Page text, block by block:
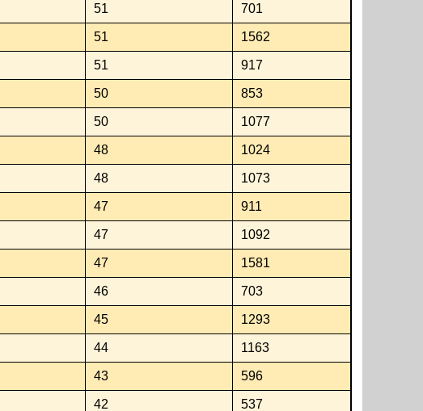
51 701
51 1562
51 917
50 853
50 1077
48 1024
48 1073
47 911
47 1092
47 1581
46 703
45 1293
44 1163
43 596
42 537